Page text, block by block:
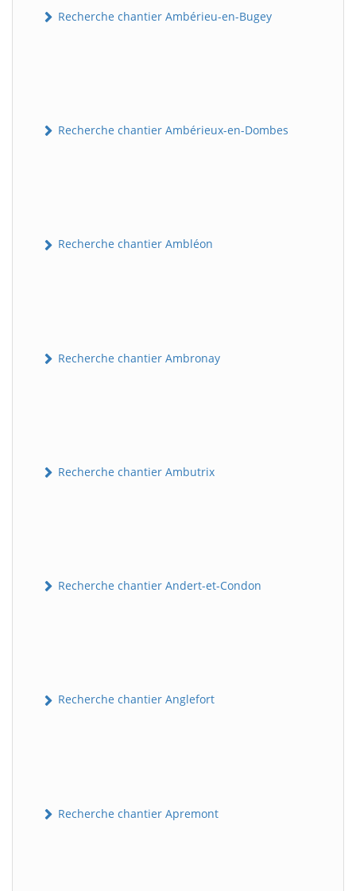
Recherche chantier Ambérieu-en-Bugey
Recherche chantier Ambérieux-en-Dombes
Recherche chantier Ambléon
Recherche chantier Ambronay
Recherche chantier Ambutrix
Recherche chantier Andert-et-Condon
Recherche chantier Anglefort
Recherche chantier Apremont